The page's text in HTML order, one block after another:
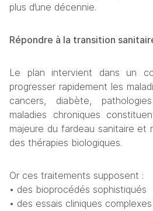
plus d’une décennie.
Répondre à la transition
Le plan intervient dans un
progresser rapidement les
cancers, diabète,
maladies chroniques
majeure du fardeau sanitaire et
des thérapies biologiques.
Or ces traitements supposent :
• des bioprocédés sophistiqués
• des essais cliniques complexes